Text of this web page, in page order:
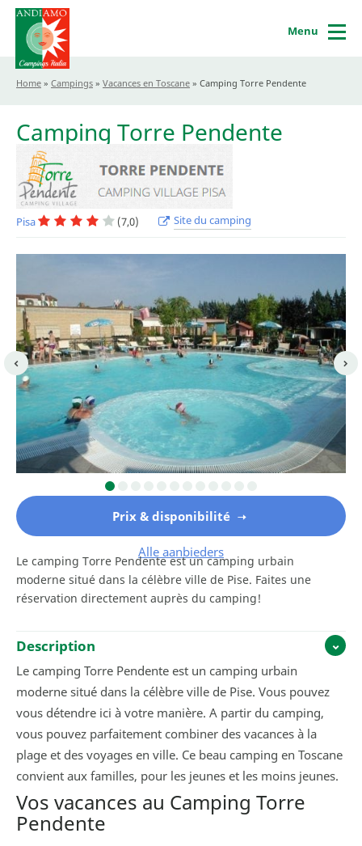
Menu
Home » Campings » Vacances en Toscane » Camping Torre Pendente
Camping Torre Pendente
Pisa (7,0) Site du camping
Prix & disponibilité
Alle aanbieders
Le camping Torre Pendente est un camping urbain
moderne situé dans la célèbre ville de Pise. Faites une
réservation directement auprès du camping!
Description
Le camping Torre Pendente est un camping urbain
moderne situé dans la célèbre ville de Pise. Vous pouvez
vous détendre ici à votre manière. A partir du camping,
vous pouvez parfaitement combiner des vacances à la
plage et des voyages en ville. Ce beau camping en Toscane
convient aux familles, pour les jeunes et les moins jeunes.
Vos vacances au Camping Torre
Pendente